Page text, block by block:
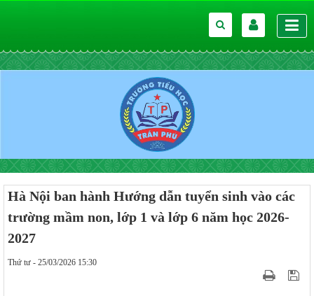
Hà Nội ban hành Hướng dẫn tuyển sinh vào các
trường mầm non, lớp 1 và lớp 6 năm học 2026-
2027
Thứ tư - 25/03/2026 15:30